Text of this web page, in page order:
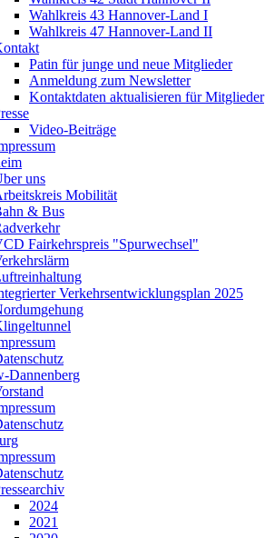
Wahlkreis 43 Hannover-Land I
Wahlkreis 47 Hannover-Land II
Patin für junge und neue Mitglieder
Anmeldung zum Newsletter
Kontaktdaten aktualisieren für Mitglieder
Video-Beiträge
uns
Mobilität
& Bus
Fairkehrspreis "Spurwechsel"
Verkehrsentwicklungsplan 2025
Dannenberg
2024
2021